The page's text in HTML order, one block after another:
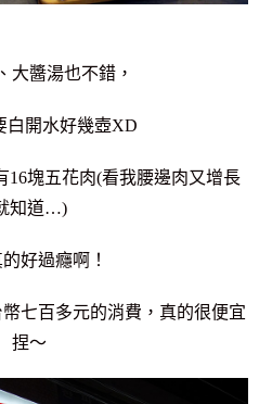
大醬湯也不錯，
白開水好幾壺XD
16塊五花肉(看我腰邊肉又增長
知道…)
好過癮啊！
七百多元的消費，真的很便宜
捏～